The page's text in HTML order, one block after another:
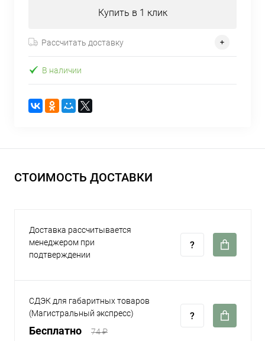
Купить в 1 клик
Рассчитать доставку
В наличии
СТОИМОСТЬ ДОСТАВКИ
Доставка рассчитывается
менеджером при
подтверждении
СДЭК для габаритных товаров
(Магистральный экспресс)
Бесплатно 74 ₽